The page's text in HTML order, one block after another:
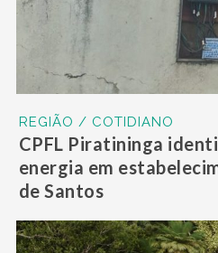
REGIÃO / COTIDIANO
CPFL Piratininga
energia em
de Santos